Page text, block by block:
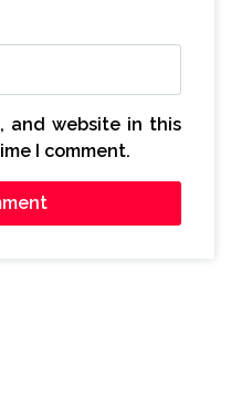
and website in this
I comment.